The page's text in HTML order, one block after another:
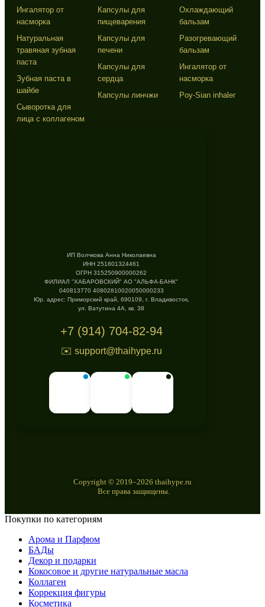
Ингалятор от
насморка
Натуральная
травяная зубная
паста
Зубная паста в
шайбе
Сыворотка для
лица с коллагеном
Капсулы для
пищеварения
Капсулы для
печени
Капсулы для
сердца
Капсулы линчжи
Охлаждающий
бальзам
Разогревающий
бальзам
Ингалятор от
насморка
Poy-Sian inhaler
ИП Волчкова Анна Николаевна
ИНН 251801324461
ОГРН 315250900000262
ФИЛИАЛ "ХАБАРОВСКИЙ" АО "АЛЬФА-БАНК"
040813770 40802810020050000233
Юр. адрес: Приморский край, 690109, г. Владивосток,
ул. Ватутина 4А, кв. 38
+7 (914) 704-82-94
✉️ support@thaihype.ru
Copyright © 2019–2026 thaihype.ru
Все права защищены.
Покупки по категориям
Арома и Парфюм
БАДы
Декор и подарки
Кокосовое и другие натуральные масла
Коллаген
Коррекция фигуры
Косметика